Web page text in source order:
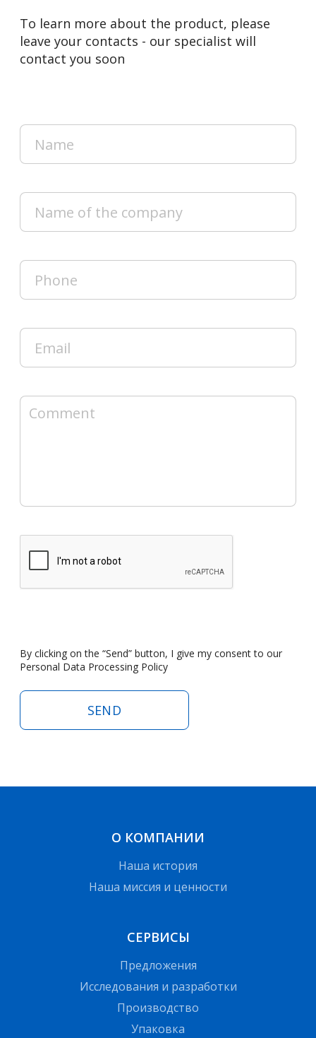
To learn more about the product, please
leave your contacts - our specialist will
contact you soon
SEND
By clicking on the “Send” button, I give my consent to our
Personal Data Processing Policy
О КОМПАНИИ
Наша история
Наша миссия и ценности
СЕРВИСЫ
Предложения
Исследования и разработки
Производство
Упаковка